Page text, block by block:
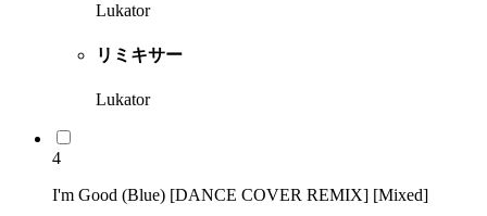
Lukator
リミキサー
Lukator
4
I'm Good (Blue) [DANCE COVER REMIX] [Mixed]